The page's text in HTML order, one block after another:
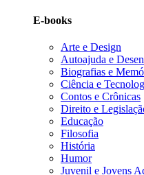
E-books
Arte e Design
Autoajuda e
Biografias e
Ciência e
Contos e Crônicas
Direito e
Educação
Filosofia
História
Humor
Juvenil e Jovens